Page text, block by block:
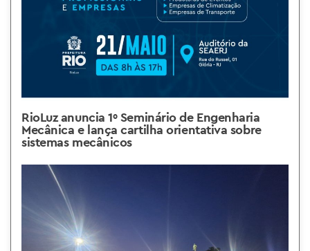
RioLuz anuncia 1º Seminário de Engenharia
Mecânica e lança cartilha orientativa sobre
sistemas mecânicos